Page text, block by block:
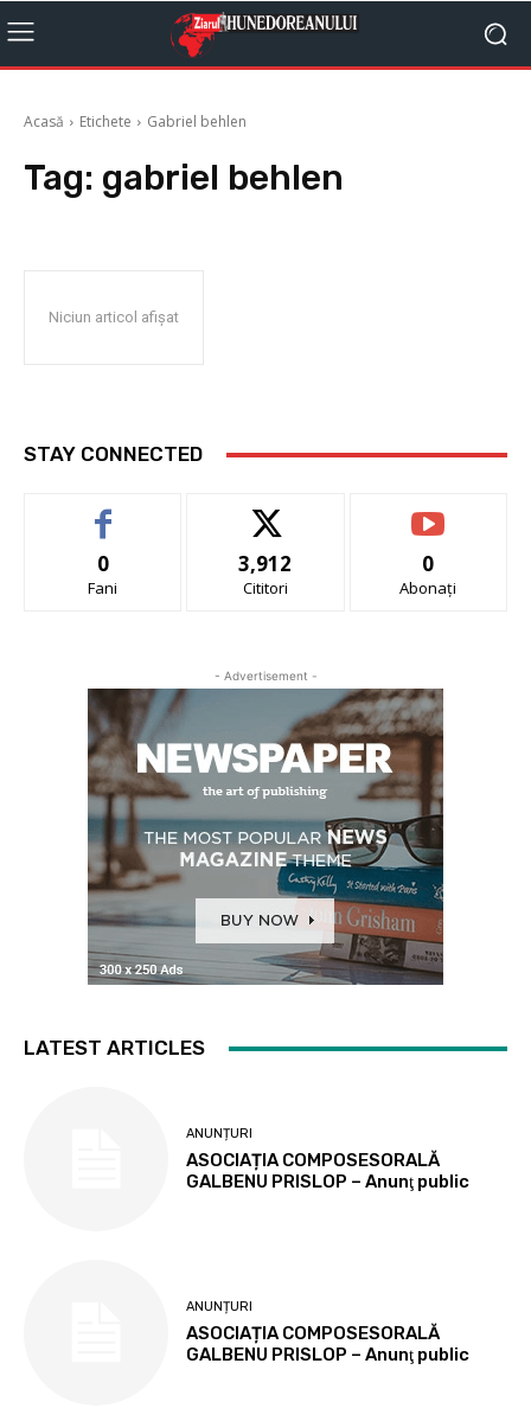
Acasă Etichete Gabriel behlen
Tag: gabriel behlen
Niciun articol afișat
STAY CONNECTED
0
Fani
3,912
Cititori
0
Abonați
- Advertisement -
LATEST ARTICLES
ANUNȚURI
ASOCIAȚIA COMPOSESORALĂ
GALBENU PRISLOP – Anunţ public
ANUNȚURI
ASOCIAȚIA COMPOSESORALĂ
GALBENU PRISLOP – Anunţ public